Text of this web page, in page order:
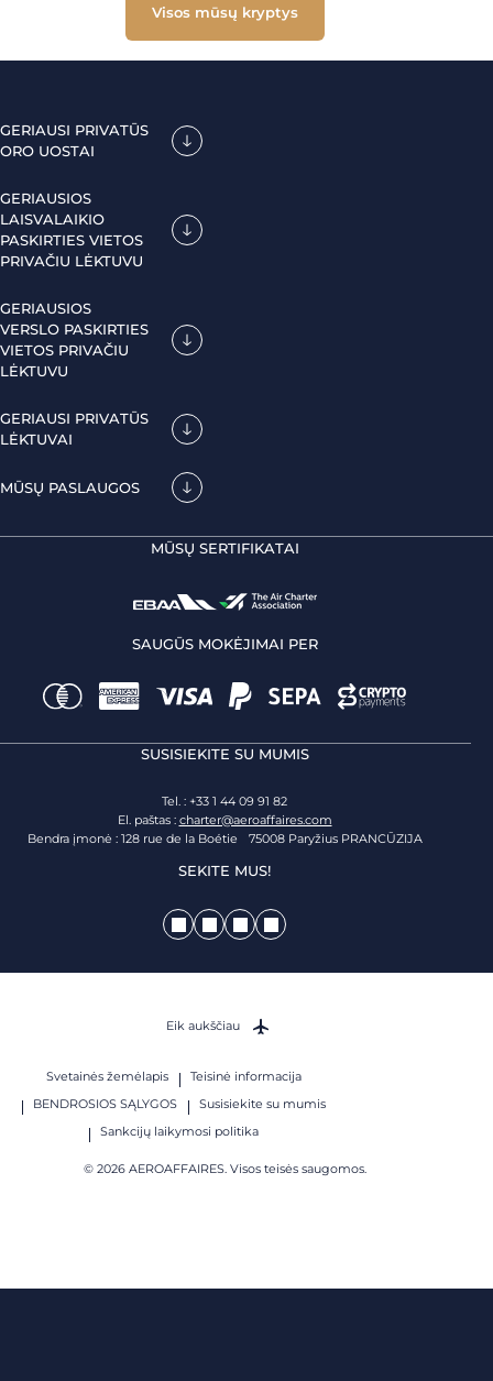
Visos mūsų kryptys
GERIAUSI PRIVATŪS
ORO UOSTAI
GERIAUSIOS
LAISVALAIKIO
PASKIRTIES VIETOS
PRIVAČIU LĖKTUVU
GERIAUSIOS
VERSLO PASKIRTIES
VIETOS PRIVAČIU
LĖKTUVU
GERIAUSI PRIVATŪS
LĖKTUVAI
MŪSŲ PASLAUGOS
MŪSŲ SERTIFIKATAI
SAUGŪS MOKĖJIMAI PER
SUSISIEKITE SU MUMIS
Tel. : +33 1 44 09 91 82
El. paštas : charter@aeroaffaires.com
Bendra įmonė : 128 rue de la Boétie 75008 Paryžius PRANCŪZIJA
SEKITE MUS!
Svetainės žemėlapis
Teisinė informacija
BENDROSIOS SĄLYGOS
Susisiekite su mumis
Sankcijų laikymosi politika
© 2026 AEROAFFAIRES. Visos teisės saugomos.
Eik aukščiau